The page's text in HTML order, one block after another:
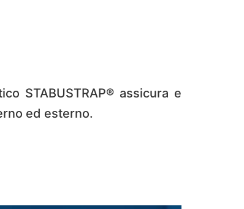
STABUSTRAP® assicura e
ed esterno.